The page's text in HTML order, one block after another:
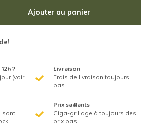
Ajouter au panier
?
(voir
Livraison
Frais de livraison toujours
bas
sont
Prix saillants
Giga-grillage à toujours des
prix bas